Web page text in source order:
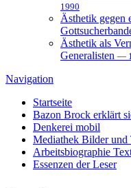
1990
Ästhetik gegen
Ästhetik als
Generalisten —
Navigation
Startseite
Bazon Brock erklärt
Denkerei mobil
Mediathek Bilder und
Arbeitsbiographie
Essenzen der Leser